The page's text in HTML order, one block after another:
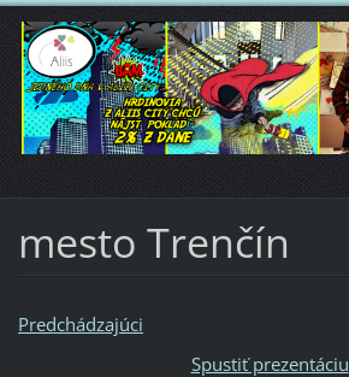
mesto Trenčín
Predchádzajúci
Spustiť prezentáciu